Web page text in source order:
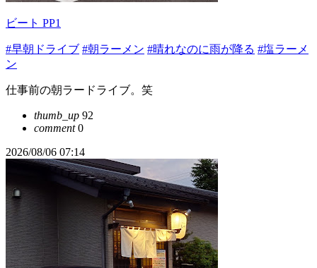
ビート PP1
#早朝ドライブ #朝ラーメン #晴れなのに雨が降る #塩ラーメ
ン
仕事前の朝ラードライブ。笑
thumb_up 92
comment0
2026/08/06 07:14